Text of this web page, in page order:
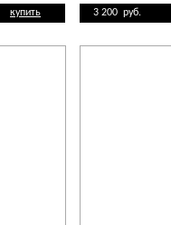
купить
3 200 руб.